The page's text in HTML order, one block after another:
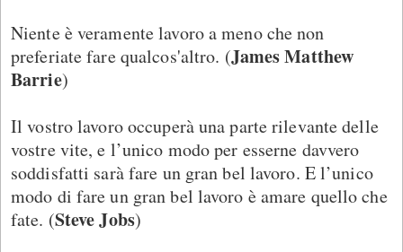
Niente è veramente lavoro a meno che non
preferiate fare qualcos'altro. (James Matthew
Barrie)
Il vostro lavoro occuperà una parte rilevante delle
vostre vite, e l’unico modo per esserne davvero
soddisfatti sarà fare un gran bel lavoro. E l’unico
modo di fare un gran bel lavoro è amare quello che
fate. (Steve Jobs)